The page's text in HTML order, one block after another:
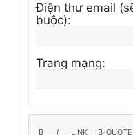
Điện thư email
buộc):
Trang mạng: